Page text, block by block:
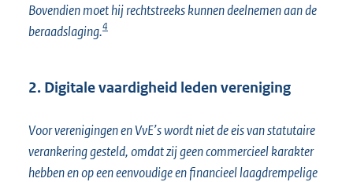
Bovendien moet hij rechtstreeks kunnen deelnemen aan de
beraadslaging.4
2. Digitale vaardigheid leden vereniging
Voor verenigingen en VvE’s wordt niet de eis van statutaire
verankering gesteld, omdat zij geen commercieel karakter
hebben en op een eenvoudige en financieel laagdrempelige